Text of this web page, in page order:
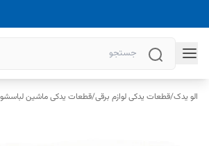
الو یدک/قطعات یدکی لوازم برقی/قطعات یدکی ماشین